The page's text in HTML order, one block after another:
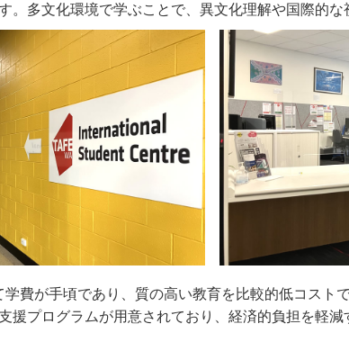
。多文化環境で学ぶことで、異文化理解や国際的な
費が手頃であり、質の高い教育を比較的低コスト
援プログラムが用意されており、経済的負担を軽減